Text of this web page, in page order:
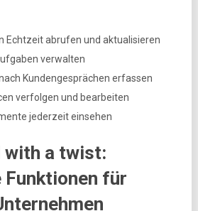
Echtzeit abrufen und aktualisieren
verwalten
Kundengesprächen erfassen
verfolgen und bearbeiten
jederzeit einsehen
with a twist:
Funktionen für